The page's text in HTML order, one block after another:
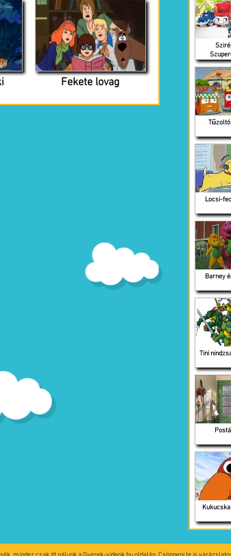
Fekete lovag
Locsi-
Barney
Tini